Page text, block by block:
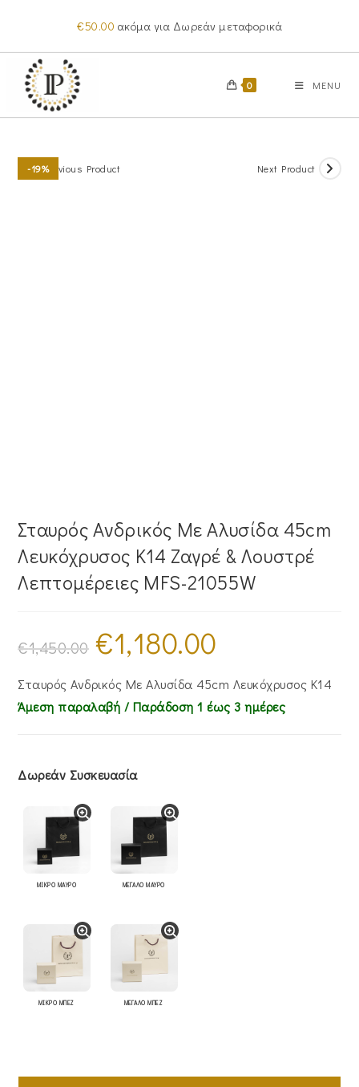
content
€50.00 ακόμα για Δωρεάν μεταφορικά
0 MENU
-19%Previous Product Next Product
Σταυρός Ανδρικός Με Αλυσίδα 45cm
Λευκόχρυσος Κ14 Ζαγρέ & Λουστρέ
Λεπτομέρειες MFS-21055W
€1,450.00
Original
price
was:
€1,180.00
€1,180.00.
Σταυρός Ανδρικός Με Αλυσίδα 45cm Λευκόχρυσος Κ14
Άμεση παραλαβή / Παράδoση 1 έως 3 ημέρες
Δωρεάν Συσκευασία
ΜΙΚΡΟ ΜΑΥΡΟ ΜΕΓΑΛΟ ΜΑΥΡΟ
ΜΙΚΡΟ ΜΠΕΖ ΜΕΓΑΛΟ ΜΠΕΖ
Σταυρός